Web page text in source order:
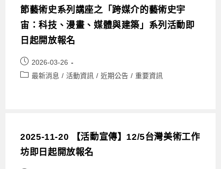
節藝術史系列講座之「跨媒介的藝術史宇
宙：科技、漫畫、媒體與建築」系列活動即
日起開放報名
2026-03-26
最新消息 / 活動資訊 / 近期公告 / 重要資訊
2025-11-20 【活動宣傳】12/5台灣美術工作
坊即日起開放報名